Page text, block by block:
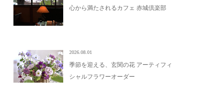
心から満たされるカフェ 赤城倶楽部
2026.08.01
季節を迎える、玄関の花 アーティフィ
シャルフラワーオーダー